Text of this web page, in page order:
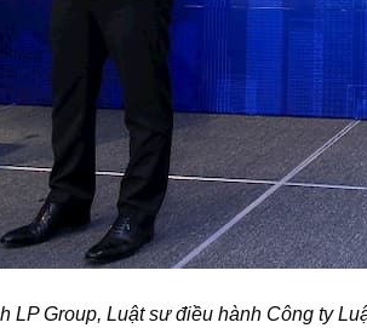
LP Group, Luật sư điều hành Công ty